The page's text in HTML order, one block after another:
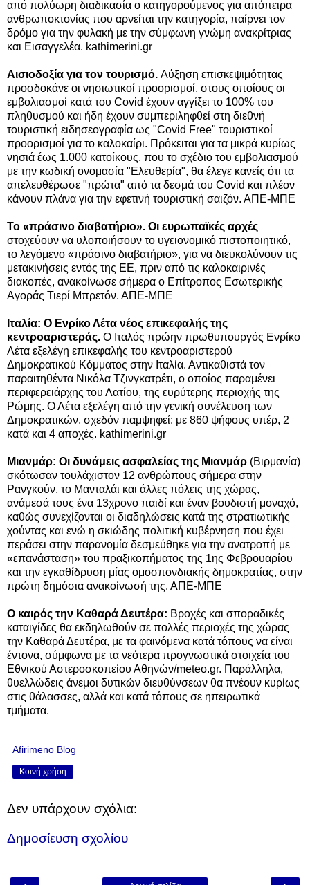
από πολύωρη διαδικασία ο κατηγορούμενος για απόπειρα
ανθρωποκτονίας που αρνείται την κατηγορία, παίρνει τον
δρόμο για την φυλακή με την σύμφωνη γνώμη ανακρίτριας
και Εισαγγελέα. kathimerini.gr
Αισιοδοξία για τον τουρισμό. Αύξηση επισκεψιμότητας
προσδοκάνε οι νησιωτικοί προορισμοί, στους οποίους οι
εμβολιασμοί κατά του Covid έχουν αγγίξει το 100% του
πληθυσμού και ήδη έχουν συμπεριληφθεί στη διεθνή
τουριστική ειδησεογραφία ως "Covid Free" τουριστικοί
προορισμοί για το καλοκαίρι. Πρόκειται για τα μικρά κυρίως
νησιά έως 1.000 κατοίκους, που το σχέδιο του εμβολιασμού
με την κωδική ονομασία "Ελευθερία", θα έλεγε κανείς ότι τα
απελευθέρωσε "πρώτα" από τα δεσμά του Covid και πλέον
κάνουν πλάνα για την εφετινή τουριστική σαιζόν. ΑΠΕ-ΜΠΕ
Το «πράσινο διαβατήριο». Οι ευρωπαϊκές αρχές
στοχεύουν να υλοποιήσουν το υγειονομικό πιστοποιητικό,
το λεγόμενο «πράσινο διαβατήριο», για να διευκολύνουν τις
μετακινήσεις εντός της ΕΕ, πριν από τις καλοκαιρινές
διακοπές, ανακοίνωσε σήμερα ο Επίτροπος Εσωτερικής
Αγοράς Τιερί Μπρετόν. ΑΠΕ-ΜΠΕ
Ιταλία: Ο Ενρίκο Λέτα νέος επικεφαλής της
κεντροαριστεράς. Ο Ιταλός πρώην πρωθυπουργός Ενρίκο
Λέτα εξελέγη επικεφαλής του κεντροαριστερού
Δημοκρατικού Κόμματος στην Ιταλία. Αντικαθιστά τον
παραιτηθέντα Νικόλα Τζινγκατρέτι, ο οποίος παραμένει
περιφερειάρχης του Λατίου, της ευρύτερης περιοχής της
Ρώμης. Ο Λέτα εξελέγη από την γενική συνέλευση των
Δημοκρατικών, σχεδόν παμψηφεί: με 860 ψήφους υπέρ, 2
κατά και 4 αποχές. kathimerini.gr
Μιανμάρ: Οι δυνάμεις ασφαλείας της Μιανμάρ (Βιρμανία)
σκότωσαν τουλάχιστον 12 ανθρώπους σήμερα στην
Ρανγκούν, το Μανταλάι και άλλες πόλεις της χώρας,
ανάμεσά τους ένα 13χρονο παιδί και έναν βουδιστή μοναχό,
καθώς συνεχίζονται οι διαδηλώσεις κατά της στρατιωτικής
χούντας και ενώ η σκιώδης πολιτική κυβέρνηση που έχει
περάσει στην παρανομία δεσμεύθηκε για την ανατροπή με
«επανάσταση» του πραξικοπήματος της 1ης Φεβρουαρίου
και την εγκαθίδρυση μίας ομοσπονδιακής δημοκρατίας, στην
πρώτη δημόσια ανακοίνωσή της. ΑΠΕ-ΜΠΕ
Ο καιρός την Καθαρά Δευτέρα: Βροχές και σποραδικές
καταιγίδες θα εκδηλωθούν σε πολλές περιοχές της χώρας
την Καθαρά Δευτέρα, με τα φαινόμενα κατά τόπους να είναι
έντονα, σύμφωνα με τα νεότερα προγνωστικά στοιχεία του
Εθνικού Αστεροσκοπείου Αθηνών/meteo.gr. Παράλληλα,
θυελλώδεις άνεμοι δυτικών διευθύνσεων θα πνέουν κυρίως
στις θάλασσες, αλλά και κατά τόπους σε ηπειρωτικά
τμήματα.
Afirimeno Blog
Κοινή χρήση
Δεν υπάρχουν σχόλια:
Δημοσίευση σχολίου